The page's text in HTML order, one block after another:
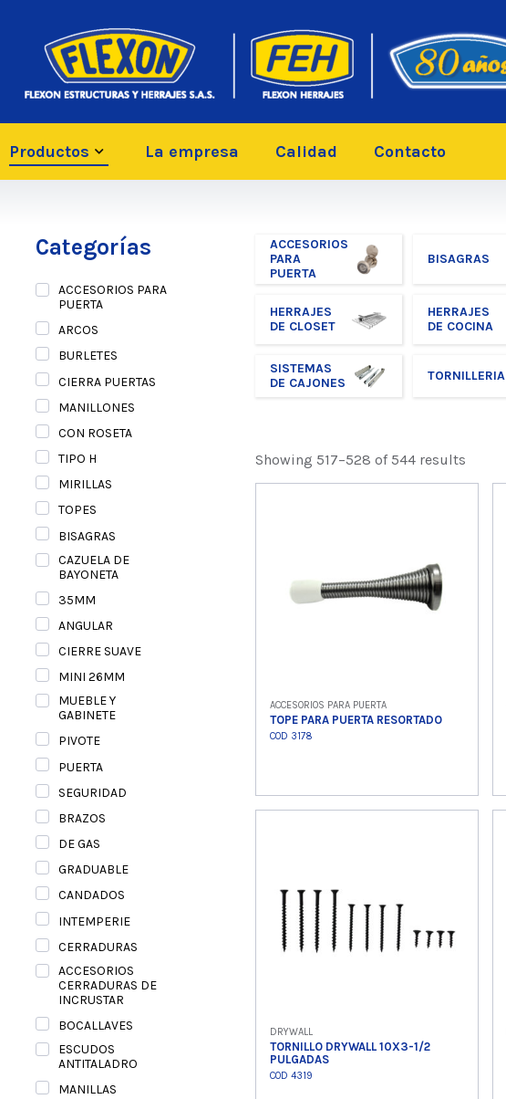
Productos La empresa Calidad Contacto
Categorías
ACCESORIOS PARA
PUERTA
ARCOS
BURLETES
CIERRA PUERTAS
MANILLONES
CON ROSETA
TIPO H
MIRILLAS
TOPES
BISAGRAS
CAZUELA DE
BAYONETA
35MM
ANGULAR
CIERRE SUAVE
MINI 26MM
MUEBLE Y
GABINETE
PIVOTE
PUERTA
SEGURIDAD
BRAZOS
DE GAS
GRADUABLE
CANDADOS
INTEMPERIE
CERRADURAS
ACCESORIOS
CERRADURAS DE
INCRUSTAR
BOCALLAVES
ESCUDOS
ANTITALADRO
MANILLAS
ACCESORIOS
PARA
PUERTA
BISAGRAS
HERRAJES
DE CLOSET
HERRAJES
DE COCINA
SISTEMAS
DE CAJONES
TORNILLERIA
Showing 517–528 of 544 results
ACCESORIOS PARA PUERTA
TOPE PARA PUERTA RESORTADO
COD 3178
DRYWALL
TORNILLO DRYWALL 10X3-1/2
PULGADAS
COD 4319